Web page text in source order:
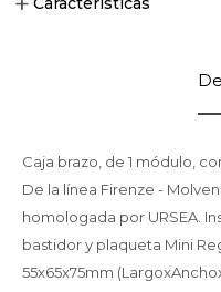
Caja brazo, de 1 módulo,
De la línea Firenze -
homologada por URSEA.
bastidor y plaqueta Mini
55x65x75mm